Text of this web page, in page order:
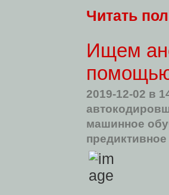
Читать
Ищем
2019-12-02 в
машинное